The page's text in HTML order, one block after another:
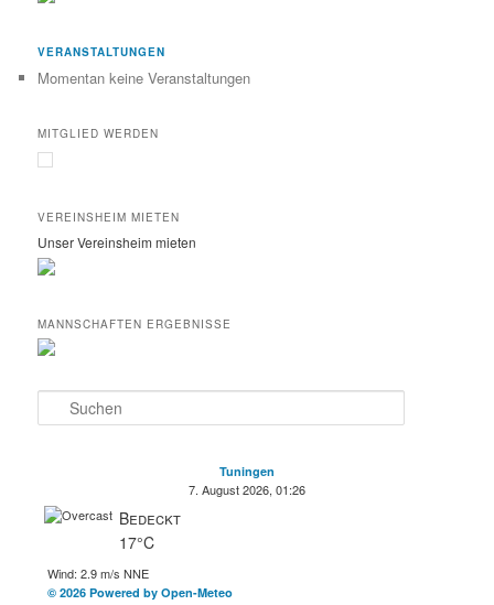
VERANSTALTUNGEN
Momentan keine Veranstaltungen
MITGLIED WERDEN
VEREINSHEIM MIETEN
Unser Vereinsheim mieten
MANNSCHAFTEN ERGEBNISSE
u
n
Tuningen
7. August 2026, 01:26
Bedeckt
17°C
Wind: 2.9 m/s NNE
© 2026 Powered by Open-Meteo